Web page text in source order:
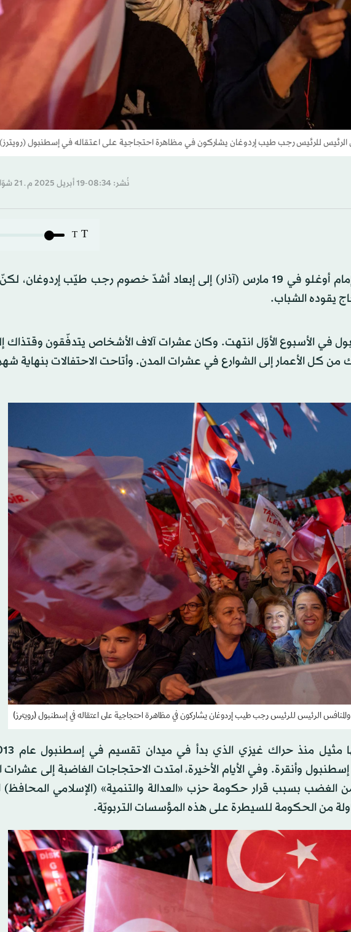
الرئيس للرئيس رجب طيب إردوغان يشاركون في مظاهرة احتجاجية على اعتقاله في إسطنبول (رويترز)
نُشر: 08:34-19 أبريل 2025 م ـ 21 شوّال 1446 هـ
T
T
أدّى توقيف رئيس بلديّة إسطنبول أكرم إمام أوغلو في 19 مارس (آذار) إلى إبعاد أشدّ خصوم رجب طيّب
يقوده الشباب.
في الأسبوع الأوّل انتهت. وكان عشرات آلاف الأشخاص يتدفّقون وقتذاك
من كل الأعمار إلى الشوارع في عشرات المدن. وأتاحت الاحتفالات بنهاية
الرئيس للرئيس رجب طيب إردوغان يشاركون في مظاهرة احتجاجية على اعتقاله في إسطنبول (رويترز)
وأنقرة. وفي الأيام الأخيرة، امتدت الاحتجاجات الغاضبة إلى عشرات
من الغضب بسبب قرار حكومة حزب «العدالة والتنمية» (الإسلامي المحافظ)
من الحكومة للسيطرة على هذه المؤسسات التربويّة.